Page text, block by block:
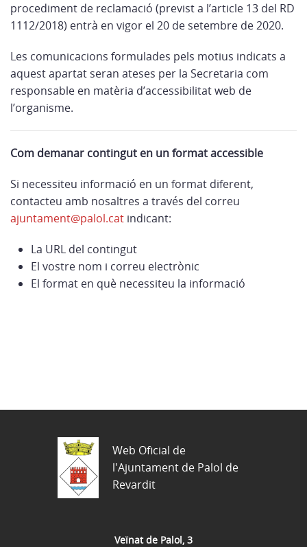
procediment de reclamació (previst a l’article 13 del RD
1112/2018) entrà en vigor el 20 de setembre de 2020.
Les comunicacions formulades pels motius indicats a
aquest apartat seran ateses per la Secretaria com
responsable en matèria d’accessibilitat web de
l’organisme.
Com demanar contingut en un format accessible
Si necessiteu informació en un format diferent,
contacteu amb nosaltres a través del correu
ajuntament@palol.cat indicant:
La URL del contingut
El vostre nom i correu electrònic
El format en què necessiteu la informació
Veïnat de Palol, 3
Web Oficial de
l'Ajuntament de Palol de
Revardit